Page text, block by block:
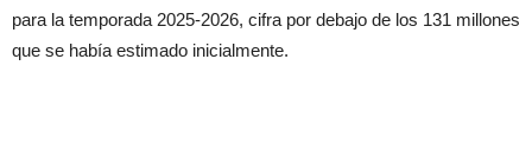
para la temporada 2025-2026, cifra por debajo de los 131 millones
que se había estimado inicialmente.